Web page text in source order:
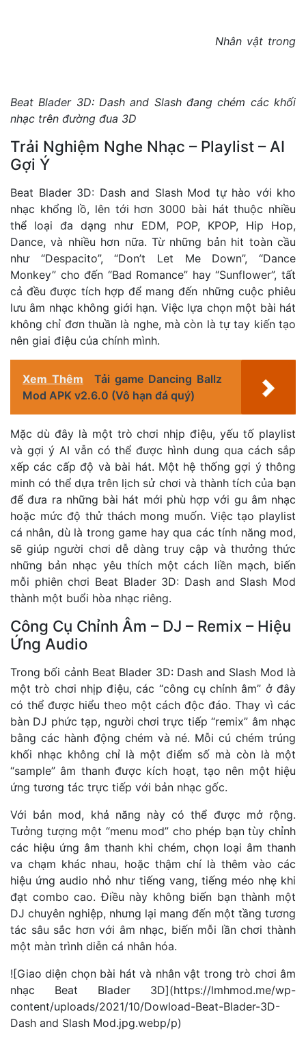
Nhân vật trong
Beat Blader 3D: Dash and Slash đang chém các khối
nhạc trên đường đua 3D
Trải Nghiệm Nghe Nhạc – Playlist – AI
Gợi Ý
Beat Blader 3D: Dash and Slash Mod tự hào với kho
nhạc khổng lồ, lên tới hơn 3000 bài hát thuộc nhiều
thể loại đa dạng như EDM, POP, KPOP, Hip Hop,
Dance, và nhiều hơn nữa. Từ những bản hit toàn cầu
như “Despacito”, “Don’t Let Me Down”, “Dance
Monkey” cho đến “Bad Romance” hay “Sunflower”, tất
cả đều được tích hợp để mang đến những cuộc phiêu
lưu âm nhạc không giới hạn. Việc lựa chọn một bài hát
không chỉ đơn thuần là nghe, mà còn là tự tay kiến tạo
nên giai điệu của chính mình.
Xem Thêm
Tải game Dancing Ballz
Mod APK v2.6.0 (Vô hạn đá quý)
Mặc dù đây là một trò chơi nhịp điệu, yếu tố playlist
và gợi ý AI vẫn có thể được hình dung qua cách sắp
xếp các cấp độ và bài hát. Một hệ thống gợi ý thông
minh có thể dựa trên lịch sử chơi và thành tích của bạn
để đưa ra những bài hát mới phù hợp với gu âm nhạc
hoặc mức độ thử thách mong muốn. Việc tạo playlist
cá nhân, dù là trong game hay qua các tính năng mod,
sẽ giúp người chơi dễ dàng truy cập và thưởng thức
những bản nhạc yêu thích một cách liền mạch, biến
mỗi phiên chơi Beat Blader 3D: Dash and Slash Mod
thành một buổi hòa nhạc riêng.
Công Cụ Chỉnh Âm – DJ – Remix – Hiệu
Ứng Audio
Trong bối cảnh Beat Blader 3D: Dash and Slash Mod là
một trò chơi nhịp điệu, các “công cụ chỉnh âm” ở đây
có thể được hiểu theo một cách độc đáo. Thay vì các
bàn DJ phức tạp, người chơi trực tiếp “remix” âm nhạc
bằng các hành động chém và né. Mỗi cú chém trúng
khối nhạc không chỉ là một điểm số mà còn là một
“sample” âm thanh được kích hoạt, tạo nên một hiệu
ứng tương tác trực tiếp với bản nhạc gốc.
Với bản mod, khả năng này có thể được mở rộng.
Tưởng tượng một “menu mod” cho phép bạn tùy chỉnh
các hiệu ứng âm thanh khi chém, chọn loại âm thanh
va chạm khác nhau, hoặc thậm chí là thêm vào các
hiệu ứng audio nhỏ như tiếng vang, tiếng méo nhẹ khi
đạt combo cao. Điều này không biến bạn thành một
DJ chuyên nghiệp, nhưng lại mang đến một tầng tương
tác sâu sắc hơn với âm nhạc, biến mỗi lần chơi thành
một màn trình diễn cá nhân hóa.
![Giao diện chọn bài hát và nhân vật trong trò chơi âm
nhạc Beat Blader 3D](https://lmhmod.me/wp-
content/uploads/2021/10/Dowload-Beat-Blader-3D-
Dash and Slash Mod.jpg.webp/p)